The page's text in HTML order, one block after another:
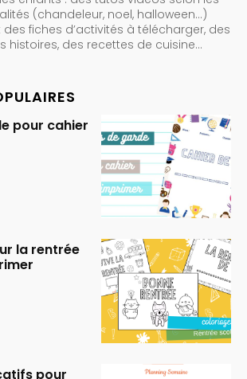
(chandeleur, noel, halloween…)
fiches d’activités à télécharger, des
histoires, des recettes de cuisine…
pour cahier
la rentrée
pour